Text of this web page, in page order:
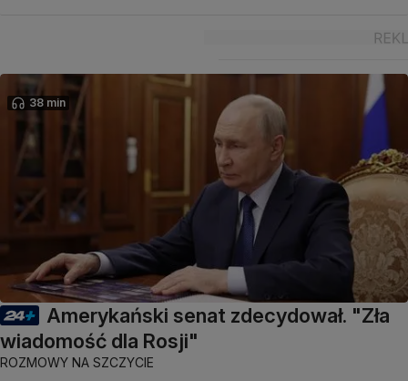
38 min
Amerykański senat zdecydował. "Zła
wiadomość dla Rosji"
ROZMOWY NA SZCZYCIE